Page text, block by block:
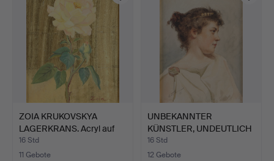
ZOIA KRUKOVSKYA
LAGERKRANS. Acryl auf
gold…
16 Std
11 Gebote
UNBEKANNTER
KÜNSTLER, UNDEUTLICH
SIGNIERT.…
16 Std
12 Gebote